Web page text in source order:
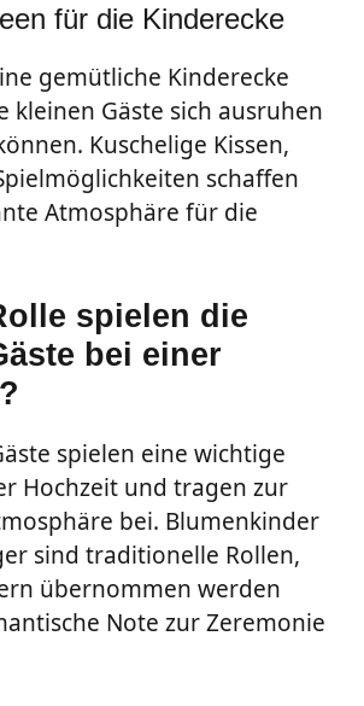
für die Kinderecke
gemütliche Kinderecke
kleinen Gäste sich ausruhen
Kuschelige Kissen,
schaffen
Atmosphäre für die
spielen die
bei einer
spielen eine wichtige
Hochzeit und tragen zur
bei. Blumenkinder
sind traditionelle Rollen,
übernommen werden
Note zur Zeremonie